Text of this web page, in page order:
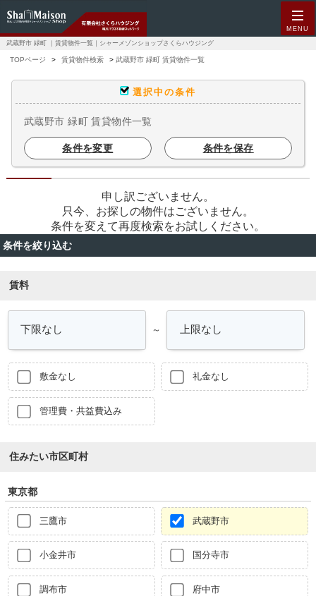
MENU
武蔵野市 緑町 ｜賃貸物件一覧｜シャーメゾンショップさくらハウジング
TOPページ 賃貸物件検索 武蔵野市 緑町 賃貸物件一覧
選択中の条件
武蔵野市 緑町 賃貸物件一覧
条件を変更 条件を保存
申し訳ございません。
只今、お探しの物件はございません。
条件を変えて再度検索をお試しください。
条件を絞り込む
賃料
～
敷金なし 礼金なし
管理費・共益費込み
住みたい市区町村
東京都
三鷹市 武蔵野市
小金井市 国分寺市
調布市 府中市